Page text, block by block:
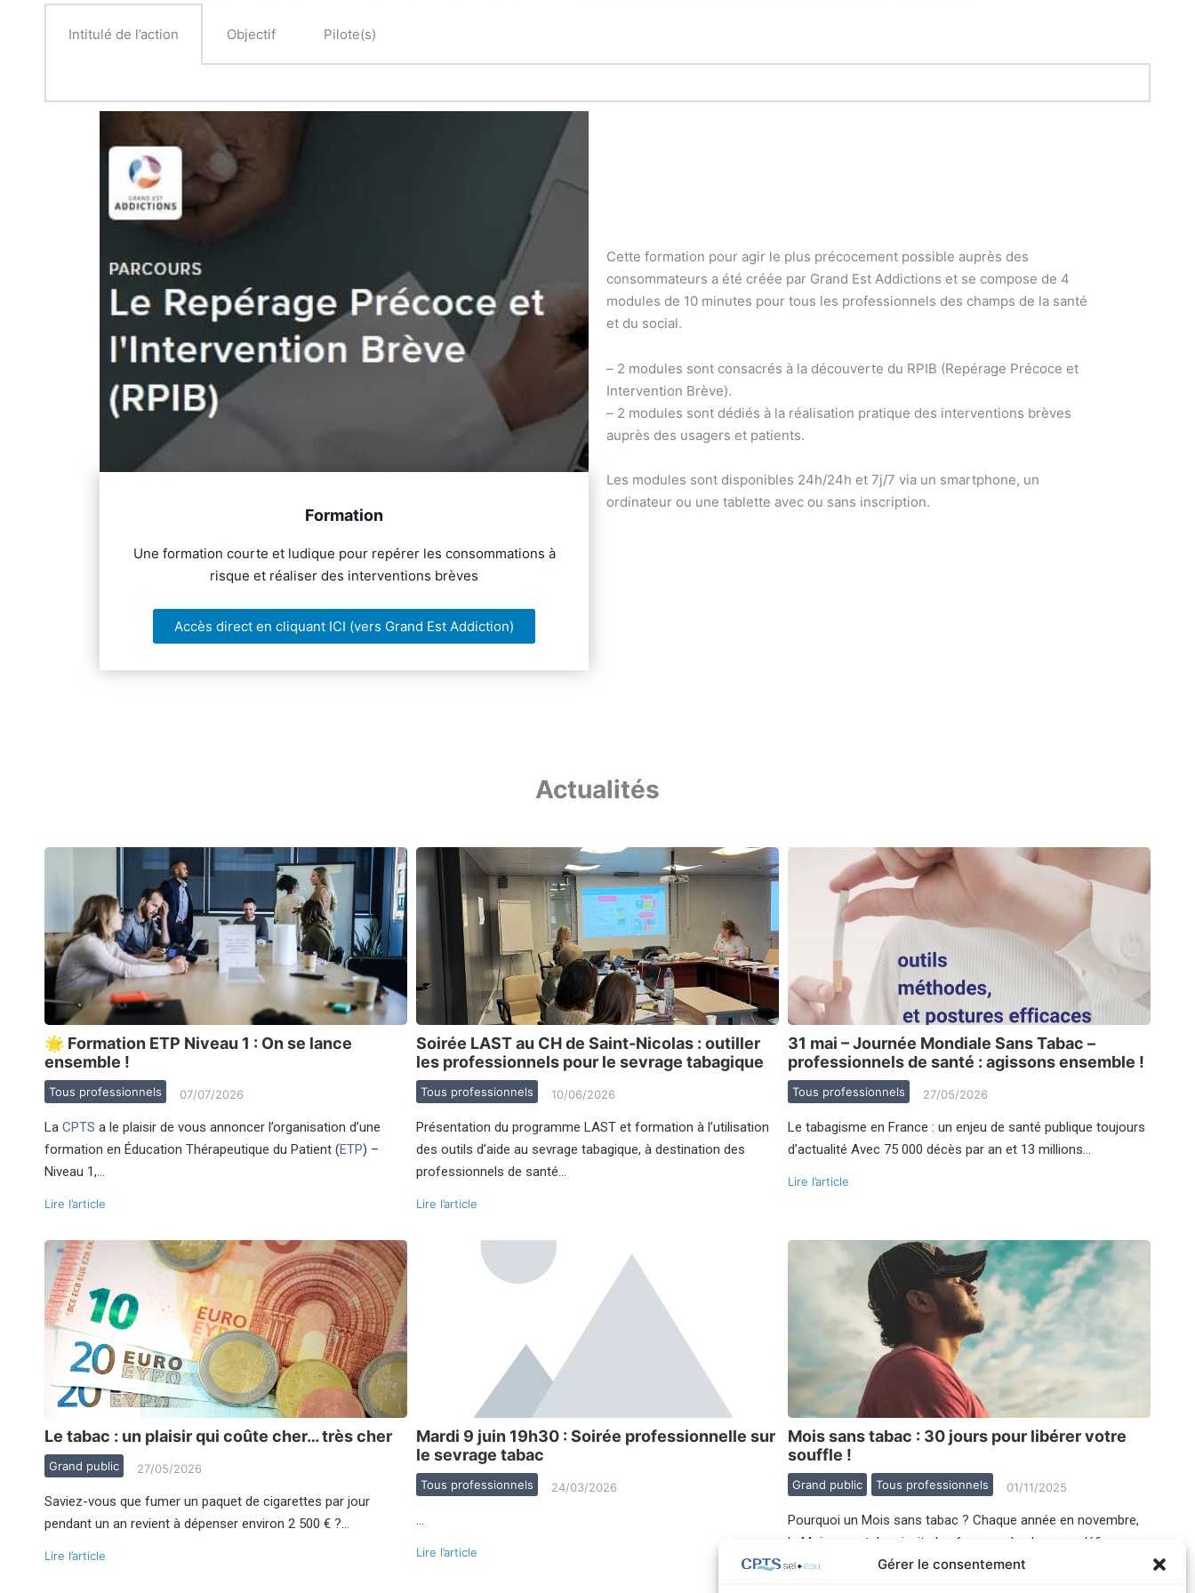
Gérer le consentement
Intitulé de l’action Objectif Pilote(s)
Formation
Une formation courte et ludique pour repérer les consommations à
risque et réaliser des interventions brèves
Accès direct en cliquant ICI (vers Grand Est Addiction)
Cette formation pour agir le plus précocement possible auprès des
consommateurs a été créée par Grand Est Addictions et se compose de 4
modules de 10 minutes pour tous les professionnels des champs de la santé
et du social.
– 2 modules sont consacrés à la découverte du RPIB (Repérage Précoce et
Intervention Brève).
– 2 modules sont dédiés à la réalisation pratique des interventions brèves
auprès des usagers et patients.
Les modules sont disponibles 24h/24h et 7j/7 via un smartphone, un
ordinateur ou une tablette avec ou sans inscription.
Actualités
🌟 Formation ETP Niveau 1 : On se lance
ensemble !
Tous professionnels 07/07/2026
La CPTS a le plaisir de vous annoncer l’organisation d’une
formation en Éducation Thérapeutique du Patient (ETP) –
Niveau 1,…
Lire l’article
Soirée LAST au CH de Saint-Nicolas : outiller
les professionnels pour le sevrage tabagique
Tous professionnels 10/06/2026
Présentation du programme LAST et formation à l’utilisation
des outils d’aide au sevrage tabagique, à destination des
professionnels de santé…
Lire l’article
31 mai – Journée Mondiale Sans Tabac –
professionnels de santé : agissons ensemble !
Tous professionnels 27/05/2026
Le tabagisme en France : un enjeu de santé publique toujours
d’actualité Avec 75 000 décès par an et 13 millions…
Lire l’article
Le tabac : un plaisir qui coûte cher… très cher
Grand public 27/05/2026
Saviez-vous que fumer un paquet de cigarettes par jour
pendant un an revient à dépenser environ 2 500 € ?…
Lire l’article
Mardi 9 juin 19h30 : Soirée professionnelle sur
le sevrage tabac
Tous professionnels 24/03/2026
…
Lire l’article
Mois sans tabac : 30 jours pour libérer votre
souffle !
Grand public Tous professionnels 01/11/2025
Pourquoi un Mois sans tabac ? Chaque année en novembre,
le Mois sans tabac invite les fumeurs à relever un défi…